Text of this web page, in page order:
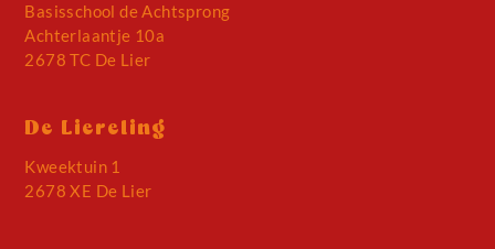
Basisschool de Achtsprong
Achterlaantje 10a
2678 TC De Lier
De Liereling
Kweektuin 1
2678 XE De Lier